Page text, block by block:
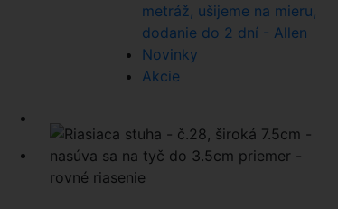
metráž, ušijeme na mieru,
dodanie do 2 dní - Allen
Novinky
Akcie